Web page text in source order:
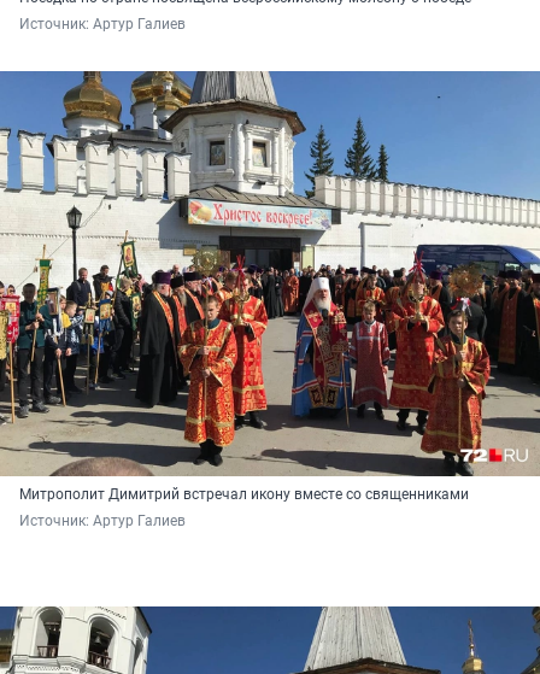
Источник: Артур Галиев
Митрополит Димитрий встречал икону вместе со священниками
Источник: Артур Галиев